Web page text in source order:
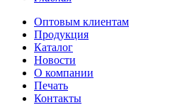
Оптовым клиентам
Продукция
Каталог
Новости
О компании
Печать
Контакты